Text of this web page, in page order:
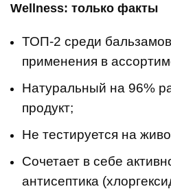
Wellness: только факты
ТОП-2 среди
применения в
Натуральный на 96%
продукт;
Не тестируется на
Сочетает в себе
антисептика